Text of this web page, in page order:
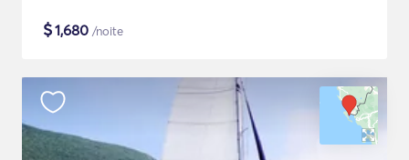
$1,680 /noite